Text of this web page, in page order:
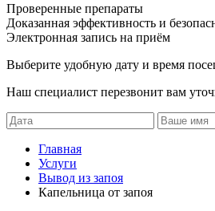
Проверенные препараты
Доказанная эффективность и
Электронная запись на приём
Выберите удобную дату и время
Наш специалист перезвонит вам
Главная
Услуги
Вывод из запоя
Капельница от запоя